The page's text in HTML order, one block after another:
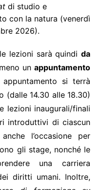
di studio e
con la natura (venerdì
2026).
lezioni sarà quindida
unappuntamento
si terrà
(dalle 14.30 alle 18.30)
lezioni inaugurali/finali
introduttivi di ciascun
l’occasione per
gli stage, nonché le
una carriera
diritti umani. Inoltre,